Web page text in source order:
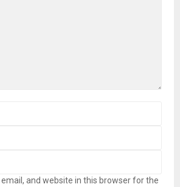
and website in this browser for the